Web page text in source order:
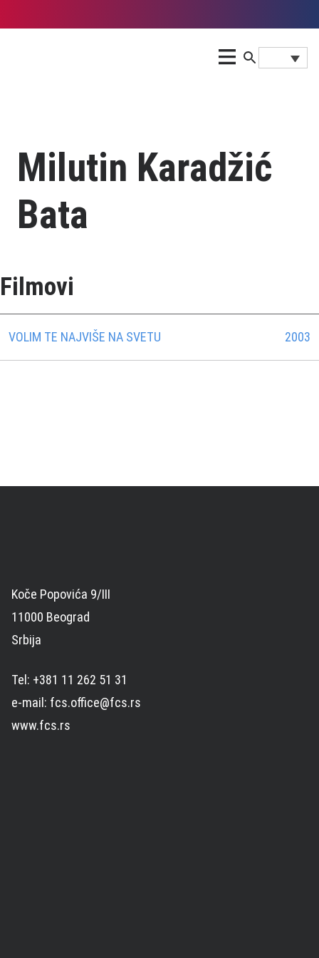
Milutin Karadžić
Bata
Filmovi
VOLIM TE NAJVIŠE NA SVETU 2003
Koče Popovića 9/III
11000 Beograd
Srbija
Tel: +381 11 262 51 31
e-mail: fcs.office@fcs.rs
www.fcs.rs